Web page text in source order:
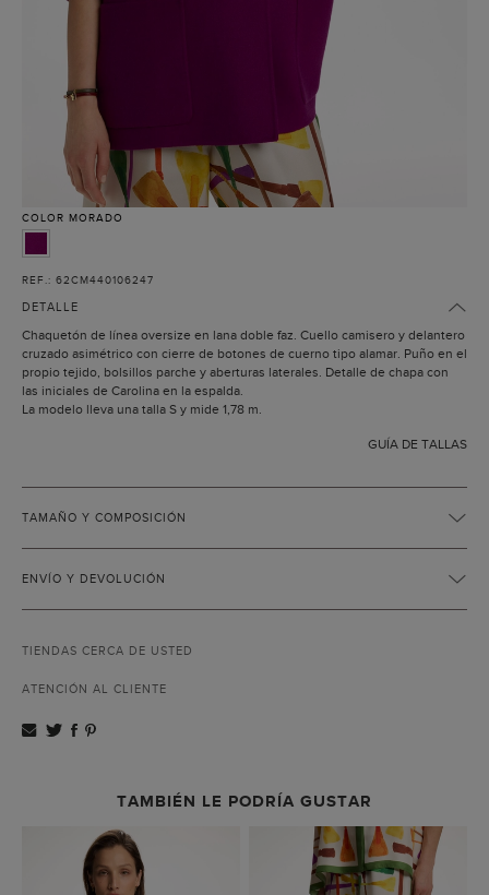
COLOR MORADO
REF.: 62CM440106247
DETALLE
Chaquetón de línea oversize en lana doble faz. Cuello camisero y delantero
cruzado asimétrico con cierre de botones de cuerno tipo alamar. Puño en el
propio tejido, bolsillos parche y aberturas laterales. Detalle de chapa con
las iniciales de Carolina en la espalda.
La modelo lleva una talla S y mide 1,78 m.
GUÍA DE TALLAS
TAMAÑO Y COMPOSICIÓN
ENVÍO Y DEVOLUCIÓN
TIENDAS CERCA DE USTED
ATENCIÓN AL CLIENTE
TAMBIÉN LE PODRÍA GUSTAR